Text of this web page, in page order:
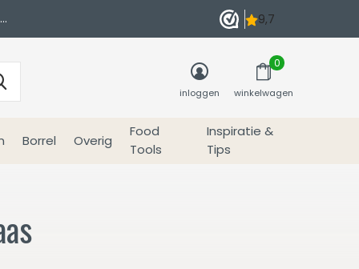
Borrel Overig
Food
Tools
Inspiratie &
Tips
inloggen winkelwagen
0